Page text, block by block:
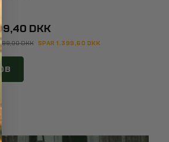
DKK
DKK SPAR 1.399,60 DKK